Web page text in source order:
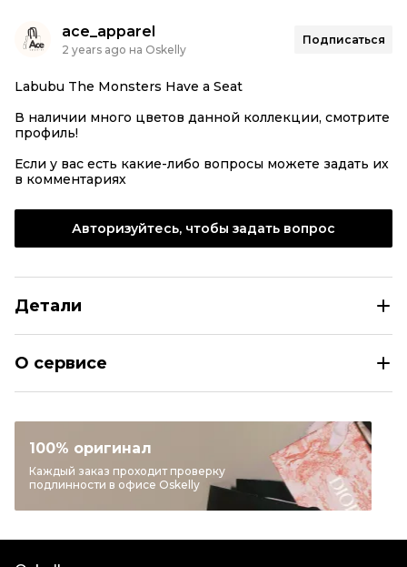
ace_apparel
2 years ago на Oskelly
Подписаться
Labubu The Monsters Have a Seat
В наличии много цветов данной коллекции, смотрите
профиль!
Если у вас есть какие-либо вопросы можете задать их
в комментариях
Авторизуйтесь, чтобы задать вопрос
Детали
Бренд
Цвет
Голубой
Состояние товара
Новое с биркой
О сервисе
100% оригинал
Каждый заказ проходит проверку
подлинности в офисе Oskelly